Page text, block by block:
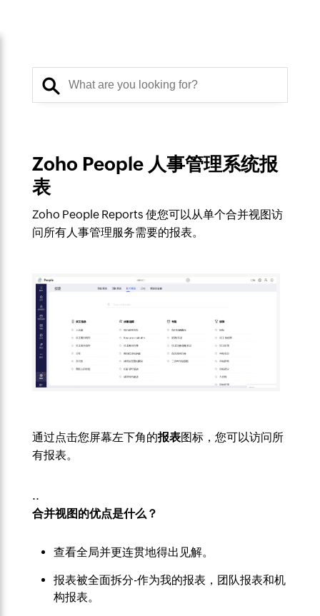
Zoho People 人事管理系统报
表
Zoho People Reports 使您可以从单个合并视图访
问所有人事管理服务需要的报表。
通过点击您屏幕左下角的报表图标，您可以访问所
有报表。
..
合并视图的优点是什么？
查看全局并更连贯地得出见解。
报表被全面拆分-作为我的报表，团队报表和机
构报表。